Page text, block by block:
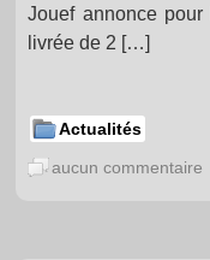
Jouef annonce
livrée de 2 […]
Actualités
aucun commentaire